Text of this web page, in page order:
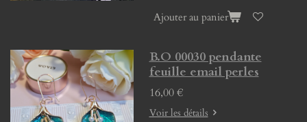
Ajouter au panier
B.O 00030 pendante
feuille email perles
16,00 €
Voir les détails